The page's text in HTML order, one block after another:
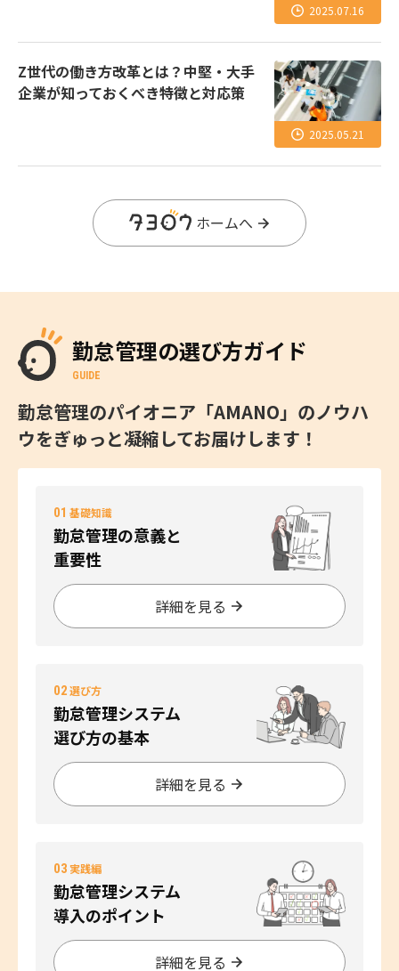
2025.07.16
Z世代の働き方改革とは？中堅・大手
企業が知っておくべき特徴と対応策
2025.05.21
ホームへ
勤怠管理の選び方ガイド
GUIDE
勤怠管理のパイオニア「AMANO」のノウハ
ウをぎゅっと凝縮してお届けします！
01 基礎知識
勤怠管理の意義と
重要性
詳細を見る
02選び方
勤怠管理システム
選び方の基本
詳細を見る
03実践編
勤怠管理システム
導入のポイント
詳細を見る